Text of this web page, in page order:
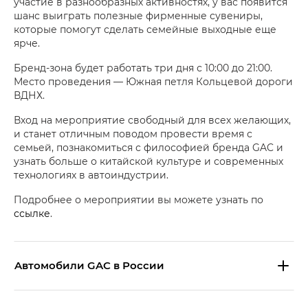
шанс выиграть полезные фирменные сувениры,
которые помогут сделать семейные выходные еще
ярче.
Бренд-зона будет работать три дня с 10:00 до 21:00.
Место проведения — Южная петля Кольцевой дороги
ВДНХ.
Вход на мероприятие свободный для всех желающих,
и станет отличным поводом провести время с
семьей, познакомиться с философией бренда GAC и
узнать больше о китайской культуре и современных
технологиях в автоиндустрии.
Подробнее о мероприятии вы можете узнать по
ссылке.
Aвтомобили GAC в России